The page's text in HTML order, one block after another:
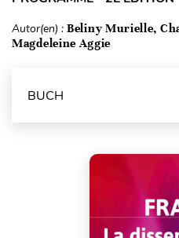
Autor(en) : Beliny Murielle,
Magdeleine Aggie
BUCH